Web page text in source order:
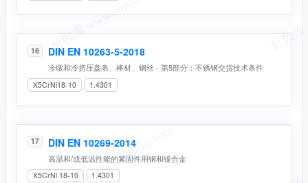
16 DIN EN 10263-5-2018
冷镦和冷挤压盘条、棒材、钢丝 - 第5部分：不锈钢交货技术条件
X5CrNi18-10 1.4301
17 DIN EN 10269-2014
高温和/或低温性能的紧固件用钢和镍合金
X5CrNi 18-10 1.4301